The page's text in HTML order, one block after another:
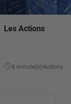
Les Actions
8 minute(s) Actions